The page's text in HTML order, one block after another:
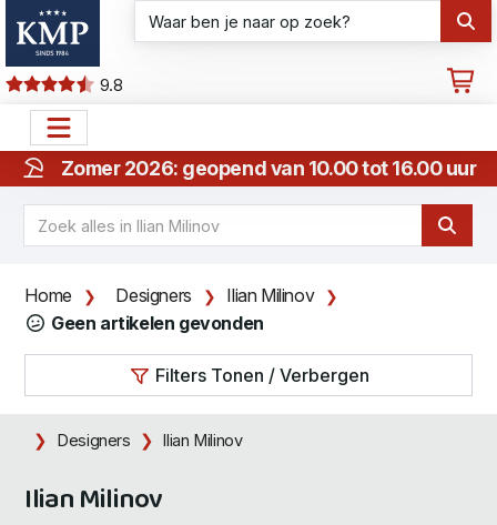
9.8
Zomer 2026: geopend van 10.00 tot 16.00 uur
Home Designers
Ilian Milinov
Geen artikelen gevonden
Filters Tonen / Verbergen
Designers Ilian Milinov
Ilian Milinov